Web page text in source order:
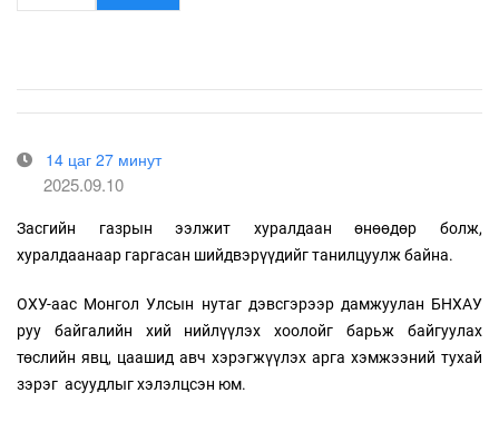
14 цаг 27 минут
2025.09.10
Засгийн газрын ээлжит хуралдаан өнөөдөр болж,
хуралдаанаар гаргасан шийдвэрүүдийг танилцуулж байна.
ОХУ-аас Монгол Улсын нутаг дэвсгэрээр дамжуулан БНХАУ
руу байгалийн хий нийлүүлэх хоолойг барьж байгуулах
төслийн явц, цаашид авч хэрэгжүүлэх арга хэмжээний тухай
зэрэг асуудлыг хэлэлцсэн юм.